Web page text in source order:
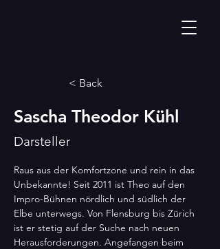
< Back
Sascha Theodor Kühl
Darsteller
Raus aus der Komfortzone und rein in das
Unbekannte! Seit 2011 ist Theo auf den
Impro-Bühnen nördlich und südlich der
Elbe unterwegs. Von Flensburg bis Zürich
ist er stetig auf der Suche nach neuen
Herausforderungen. Angefangen beim